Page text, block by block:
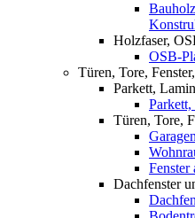
Holzfaser,
OSB-
Türen, Tore,
Parkett,
Türen, Tore,
Dachfenster